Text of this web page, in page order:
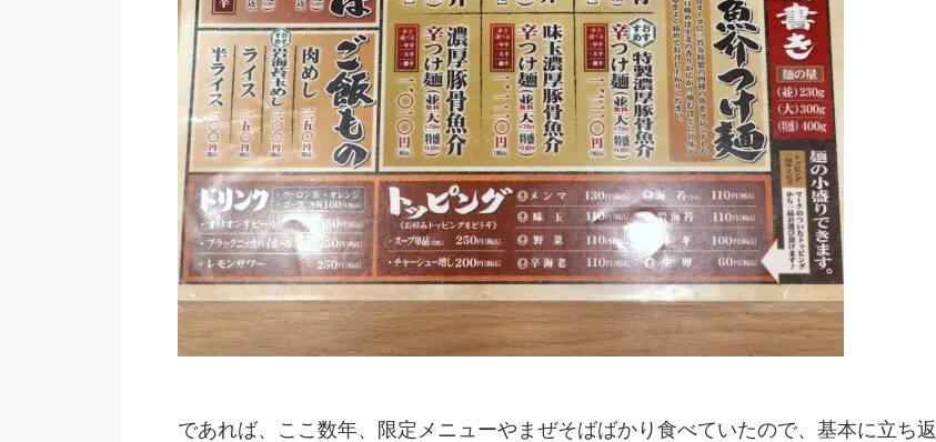
であれば、ここ数年、限定メニューやまぜそばばかり食べていたので、基本に立ち返